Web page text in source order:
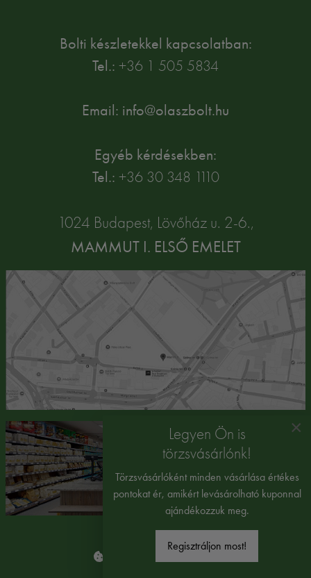
Bolti készletekkel kapcsolatban:
Tel.: +36 1 505 5834
Email: info@olaszbolt.hu
Egyéb kérdésekben:
Tel.: +36 30 348 1110
1024 Budapest, Lövőház u. 2-6.,
MAMMUT I. ELSŐ EMELET
×
Legyen Ön is
törzsvásárlónk!
Törzsvásárlóként minden vásárlása értékes
pontokat ér, amikért levásárolható kuponnal
ajándékozzuk meg.
Regisztráljon most!